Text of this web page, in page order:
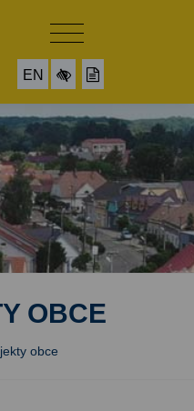
EN
OBCE
obce